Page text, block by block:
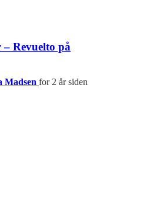
Revuelto på
Madsen for 2 år siden